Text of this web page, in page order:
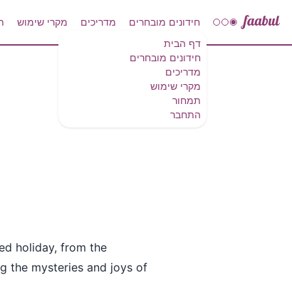
דף הבית
חידונים מובחרים
מדריכים
מקרי שימוש
תמחור
התחבר
חידונים מובחרים מדריכים מקרי שימוש
holiday, from the
the mysteries and joys of